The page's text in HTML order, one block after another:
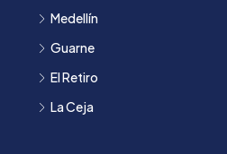
Medellín
Guarne
El Retiro
La Ceja